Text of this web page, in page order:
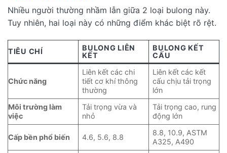
Nhiều người thường nhầm lẫn giữa 2 loại bulong này.
Tuy nhiên, hai loại này có những điểm khác biệt rõ rệt.
TIÊU CHÍ
BULONG LIÊN
KẾT
BULONG KẾT
CẤU
Chức năng
Liên kết các chi
tiết cơ khí thông
thường
Liên kết các kết
cấu chịu tải trọng
lớn
Môi trường làm
việc
Tải trọng vừa và
nhỏ
Tải trọng cao, rung
động lớn
Cấp bền phổ biến 4.6, 5.6, 8.8
8.8, 10.9, ASTM
A325, A490